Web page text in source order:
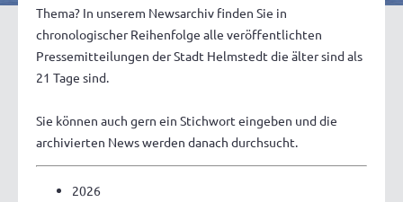
Thema? In unserem Newsarchiv finden Sie in
chronologischer Reihenfolge alle veröffentlichten
Pressemitteilungen der Stadt Helmstedt die älter sind als
21 Tage sind.
Sie können auch gern ein Stichwort eingeben und die
archivierten News werden danach durchsucht.
2026